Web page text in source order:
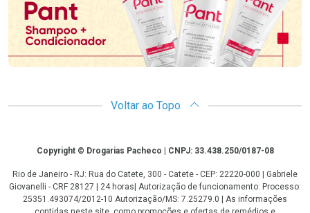
Voltar ao Topo
CopyrightCopyright © Drogarias Pacheco | CNPJ: 33.438.250/0187-08
Rio de Janeiro - RJ: Rua do Catete, 300 - Catete - CEP: 22220-000 | Gabriele
Giovanelli - CRF 28127 | 24 horas| Autorização de funcionamento: Processo:
25351.493074/2012-10 Autorização/MS: 7.25279.0 | As informações